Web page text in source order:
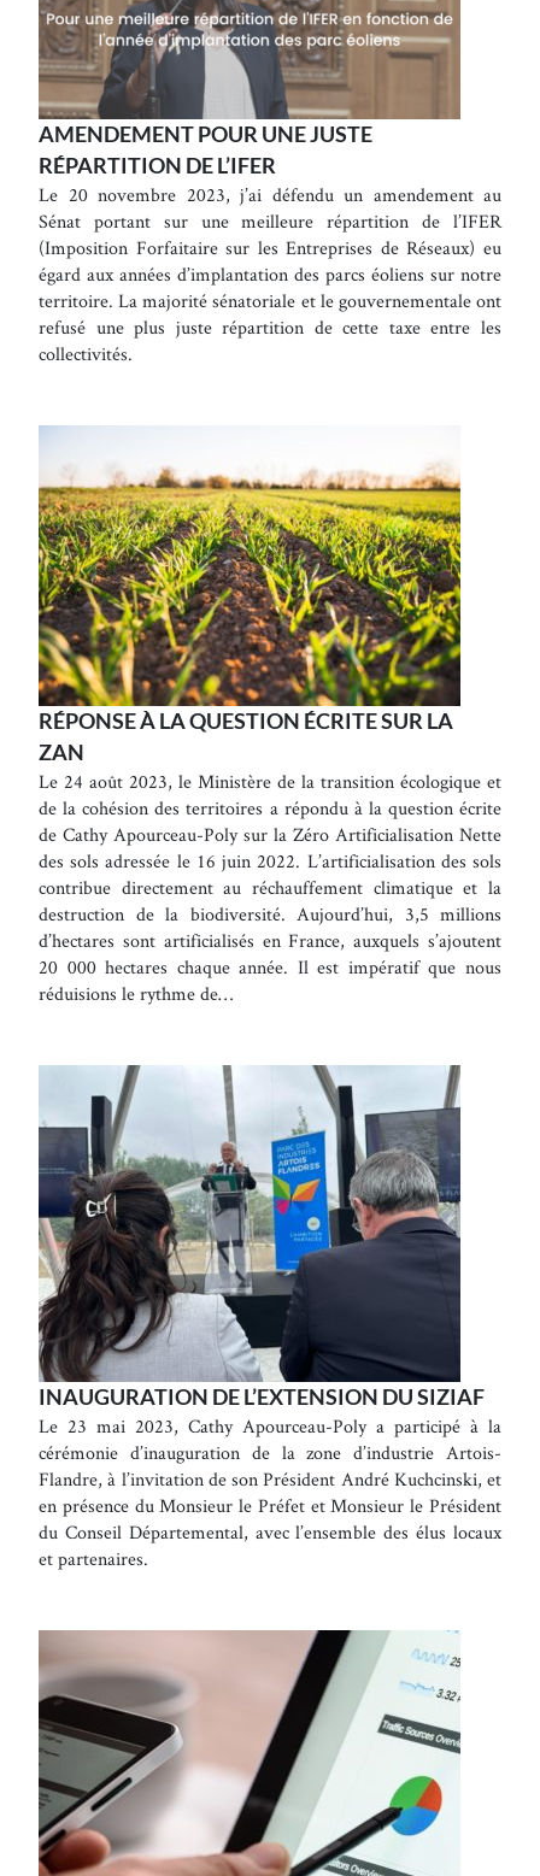
AMENDEMENT POUR UNE JUSTE
RÉPARTITION DE L’IFER
Le 20 novembre 2023, j’ai défendu un amendement au
Sénat portant sur une meilleure répartition de l’IFER
(Imposition Forfaitaire sur les Entreprises de Réseaux) eu
égard aux années d’implantation des parcs éoliens sur notre
territoire. La majorité sénatoriale et le gouvernementale ont
refusé une plus juste répartition de cette taxe entre les
collectivités.
RÉPONSE À LA QUESTION ÉCRITE SUR LA
ZAN
Le 24 août 2023, le Ministère de la transition écologique et
de la cohésion des territoires a répondu à la question écrite
de Cathy Apourceau-Poly sur la Zéro Artificialisation Nette
des sols adressée le 16 juin 2022. L’artificialisation des sols
contribue directement au réchauffement climatique et la
destruction de la biodiversité. Aujourd’hui, 3,5 millions
d’hectares sont artificialisés en France, auxquels s’ajoutent
20 000 hectares chaque année. Il est impératif que nous
réduisions le rythme de…
INAUGURATION DE L’EXTENSION DU SIZIAF
Le 23 mai 2023, Cathy Apourceau-Poly a participé à la
cérémonie d’inauguration de la zone d’industrie Artois-
Flandre, à l’invitation de son Président André Kuchcinski, et
en présence du Monsieur le Préfet et Monsieur le Président
du Conseil Départemental, avec l’ensemble des élus locaux
et partenaires.